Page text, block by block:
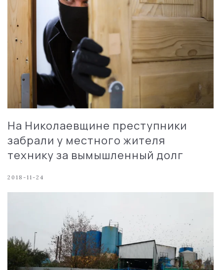
На Николаевщине преступники
забрали у местного жителя
технику за вымышленный долг
2018-11-24